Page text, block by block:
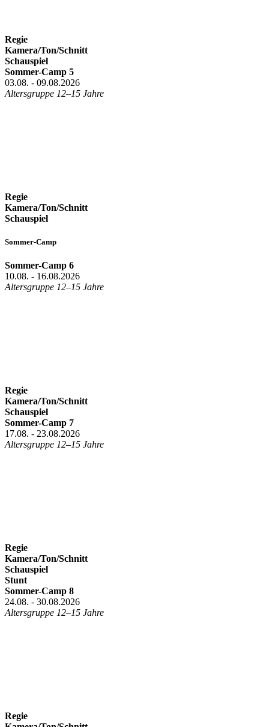
Regie
Kamera/Ton/Schnitt
Schauspiel
Sommer-Camp 5
03.08. - 09.08.2026
Altersgruppe 12–15 Jahre
Regie
Kamera/Ton/Schnitt
Schauspiel
Sommer-Camp
Sommer-Camp 6
10.08. - 16.08.2026
Altersgruppe 12–15 Jahre
Regie
Kamera/Ton/Schnitt
Schauspiel
Sommer-Camp 7
17.08. - 23.08.2026
Altersgruppe 12–15 Jahre
Regie
Kamera/Ton/Schnitt
Schauspiel
Stunt
Sommer-Camp 8
24.08. - 30.08.2026
Altersgruppe 12–15 Jahre
Regie